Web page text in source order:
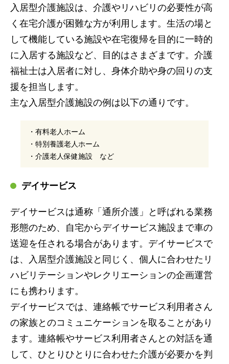
入居型介護施設は、介護やリハビリの必要性が高
く在宅介護が困難な方が利用します。生活の場と
して機能している施設や在宅復帰を目的に一時的
に入居する施設など、目的はさまざまです。介護
福祉士は入居者に対し、身体介助や身の回りの支
援を担当します。
主な入居型介護施設の例は以下の通りです。
・有料老人ホーム
・特別養護老人ホーム
・介護老人保健施設 など
デイサービス
デイサービスは通称「通所介護」と呼ばれる業務
形態のため、自宅からデイサービス施設まで車の
送迎を任される場合があります。デイサービスで
は、入居型介護施設と同じく、個人に合わせたリ
ハビリテーションやレクリエーションの企画運営
にも携わります。
デイサービスでは、連絡帳でサービス利用者さん
の家族とのコミュニケーションを取ることがあり
ます。連絡帳やサービス利用者さんとの対話を通
して、ひとりひとりに合わせた介護が必要かを判